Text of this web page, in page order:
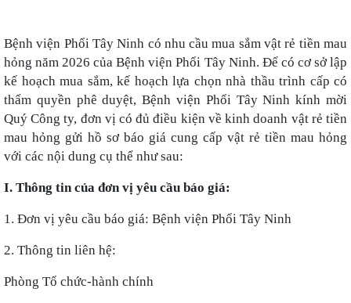
Bệnh viện Phổi Tây Ninh có nhu cầu mua sắmvật rẻ tiền mau
hỏng năm 2026 của Bệnh viện Phổi Tây Ninh. Để có cơ sở lập
kế hoạch mua sắm, kế hoạch lựa chọn nhà thầu trình cấp có
thẩm quyền phê duyệt,Bệnh viện Phổi Tây Ninh kính mời
Quý Công ty, đơn vị có đủ điều kiện về kinh doanh vật rẻ tiền
mau hỏng gửi hồ sơ báo giá cung cấp vật rẻ tiền mau hỏng
với các nội dung cụ thể như sau:
I. Thông tin của đơn vị yêu cầu báo giá:
1. Đơn vị yêu cầu báo giá: Bệnh viện Phổi Tây Ninh
2. Thông tin liên hệ:
Phòng Tổ chức-hành chính